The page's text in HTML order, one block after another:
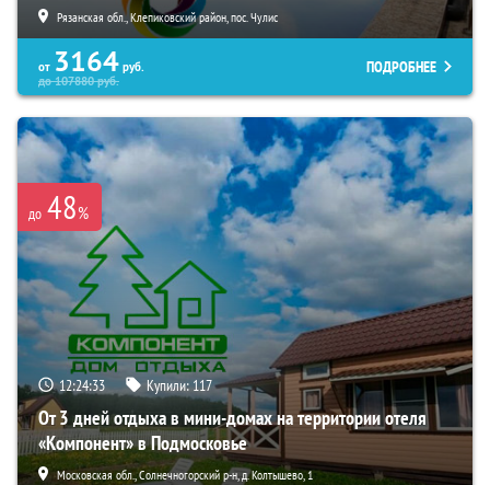
Рязанская обл., Клепиковский район, пос. Чулис
от 3164 руб.
до107880руб.
ПОДРОБНЕЕ
до 48%
12:24:32 Купили: 117
От 3 дней отдыха в мини-домах на территории отеля
«Компонент» в Подмосковье
Московская обл., Солнечногорский р-н, д. Колтышево, 1